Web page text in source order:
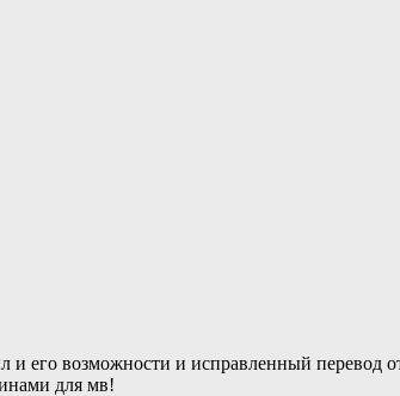
и его возможности и исправленный
для мв!